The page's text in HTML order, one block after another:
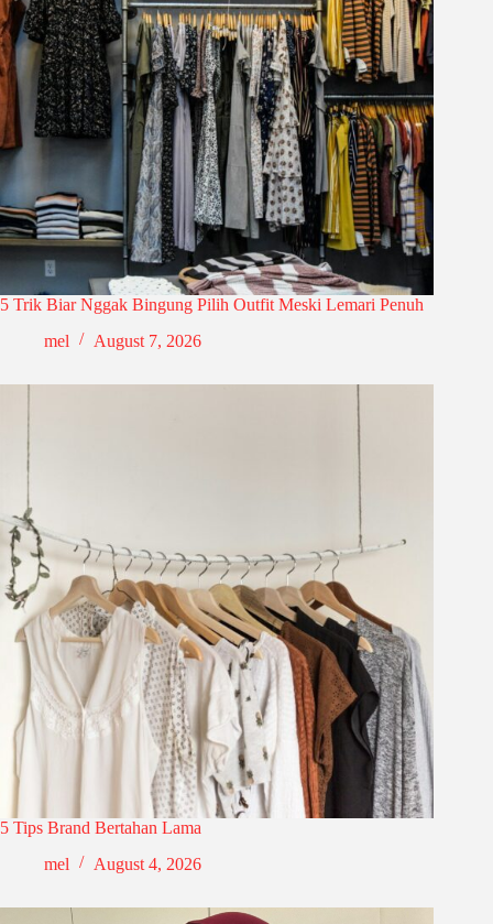
5 Trik Biar Nggak Bingung Pilih Outfit Meski Lemari Penuh
mel
August 7, 2026
5 Tips Brand Bertahan Lama
mel
August 4, 2026